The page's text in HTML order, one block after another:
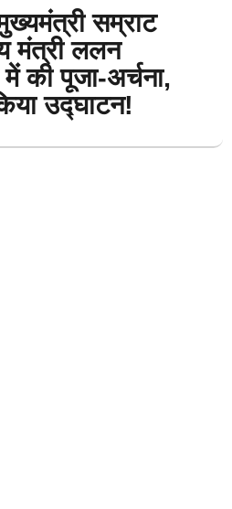
सम्राट
मंत्री ललन
में की पूजा-अर्चना,
उद्घाटन!